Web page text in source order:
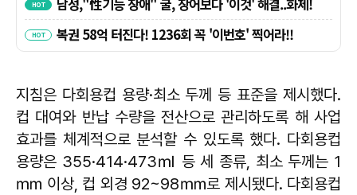
지침은 다회용컵 용량·최소 두께 등 표준을 제시했다.
컵 대여와 반납 수량을 전산으로 관리하도록 해 사업
효과를 체계적으로 분석할 수 있도록 했다. 다회용컵
용량은 355·414·473㎖ 등 세 종류, 최소 두께는 1
㎜ 이상, 컵 외경 92~98㎜로 제시됐다. 다회용컵